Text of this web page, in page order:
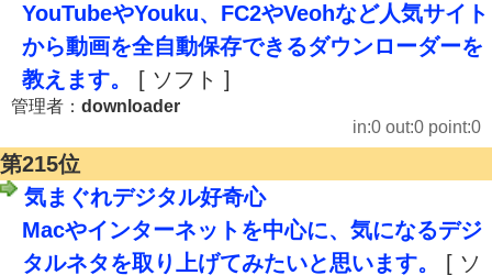
YouTubeやYouku、FC2やVeohなど人気サイト
から動画を全自動保存できるダウンローダーを
教えます。
[ ソフト ]
管理者： downloader
in:0 out:0 point:0
第215位
気まぐれデジタル好奇心
Macやインターネットを中心に、気になるデジ
タルネタを取り上げてみたいと思います。
[ ソ